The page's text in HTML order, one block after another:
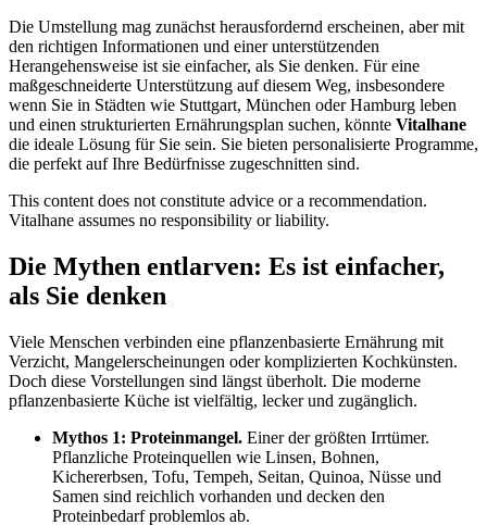
Die Umstellung mag zunächst herausfordernd erscheinen, aber mit
den richtigen Informationen und einer unterstützenden
Herangehensweise ist sie einfacher, als Sie denken. Für eine
maßgeschneiderte Unterstützung auf diesem Weg, insbesondere
wenn Sie in Städten wie Stuttgart, München oder Hamburg leben
und einen strukturierten Ernährungsplan suchen, könnte Vitalhane
die ideale Lösung für Sie sein. Sie bieten personalisierte Programme,
die perfekt auf Ihre Bedürfnisse zugeschnitten sind.
This content does not constitute advice or a recommendation.
Vitalhane assumes no responsibility or liability.
Die Mythen entlarven: Es ist einfacher,
als Sie denken
Viele Menschen verbinden eine pflanzenbasierte Ernährung mit
Verzicht, Mangelerscheinungen oder komplizierten Kochkünsten.
Doch diese Vorstellungen sind längst überholt. Die moderne
pflanzenbasierte Küche ist vielfältig, lecker und zugänglich.
Mythos 1: Proteinmangel. Einer der größten Irrtümer.
Pflanzliche Proteinquellen wie Linsen, Bohnen,
Kichererbsen, Tofu, Tempeh, Seitan, Quinoa, Nüsse und
Samen sind reichlich vorhanden und decken den
Proteinbedarf problemlos ab.